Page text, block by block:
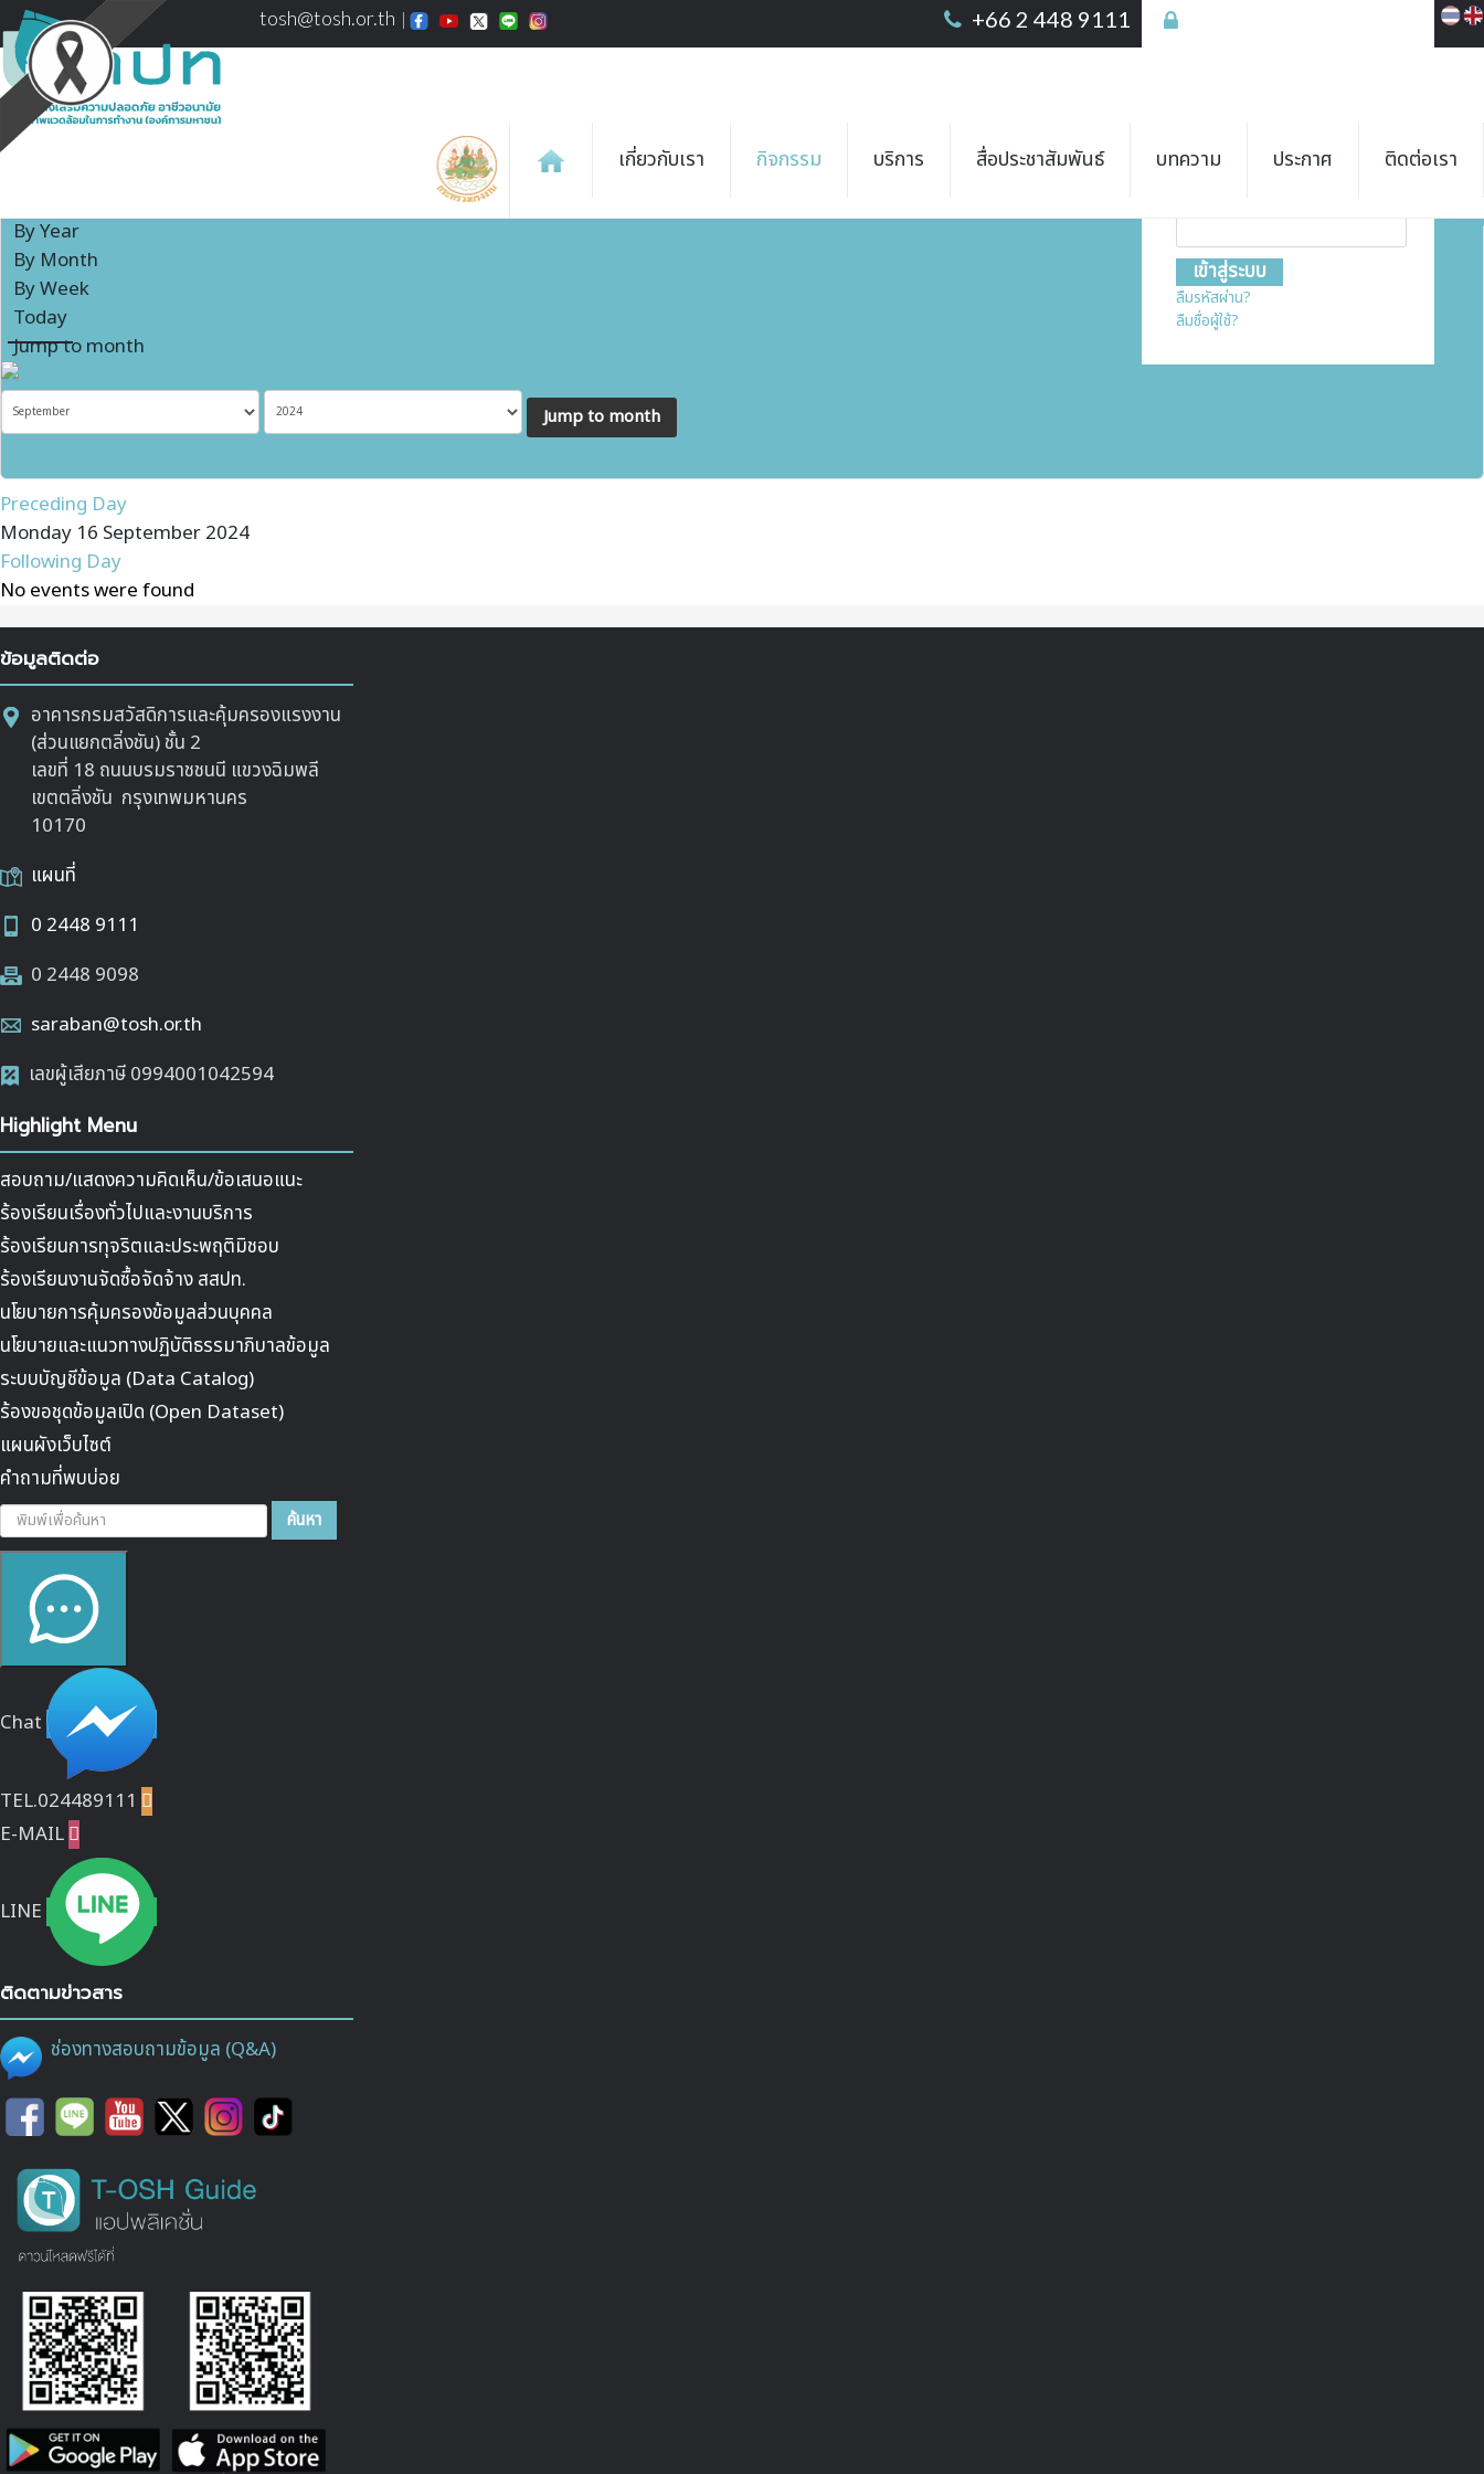
tosh@tosh.or.th +66 2 448 9111 เข้าสู่ระบบ
ลืมรหัสผ่าน?
ลืมชื่อผู้ใช้?
เกี่ยวกับเรา กิจกรรม บริการ สื่อประชาสัมพันธ์ บทความ ประกาศ ติดต่อเรา
Events Calendar
By Year
By Month
By Week
Today
Jump to month
Jump to month
Preceding Day
Monday 16 September 2024
Following Day
No events were found
ข้อมูลติดต่อ
อาคารกรมสวัสดิการและคุ้มครองแรงงาน
(ส่วนแยกตลิ่งชัน) ชั้น 2
เลขที่ 18 ถนนบรมราชชนนี แขวงฉิมพลี
เขตตลิ่งชัน กรุงเทพมหานคร
10170
แผนที่
0 2448 9111
0 2448 9098
saraban@tosh.or.th
เลขผู้เสียภาษี 0994001042594
Highlight Menu
สอบถาม/แสดงความคิดเห็น/ข้อเสนอแนะ
ร้องเรียนเรื่องทั่วไปและงานบริการ
ร้องเรียนการทุจริตและประพฤติมิชอบ
ร้องเรียนงานจัดซื้อจัดจ้าง สสปท.
นโยบายการคุ้มครองข้อมูลส่วนบุคคล
นโยบายและแนวทางปฏิบัติธรรมาภิบาลข้อมูล
ระบบบัญชีข้อมูล (Data Catalog)
ร้องขอชุดข้อมูลเปิด (Open Dataset)
แผนผังเว็บไซต์
คำถามที่พบบ่อย
ค้นหา... ค้นหา
Chat
TEL.024489111 
E-MAIL
LINE
ติดตามข่าวสาร
ช่องทางสอบถามข้อมูล (Q&A)